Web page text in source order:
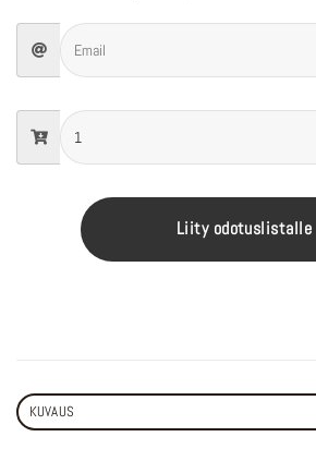
Liity odotuslistalle
KUVAUS